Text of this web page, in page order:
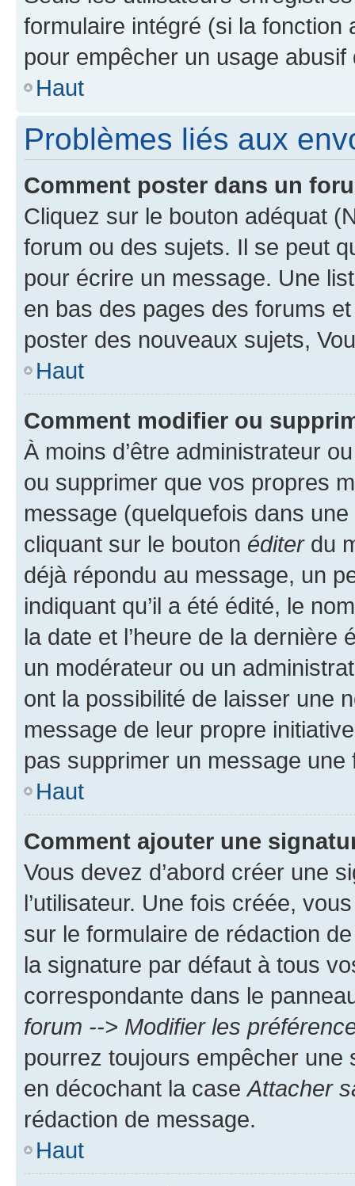
formulaire intégré (si la fonction
pour empêcher un usage
Haut
Problèmes liés aux
Comment poster dans un
Cliquez sur le bouton adéquat
forum ou des sujets. Il se peut
pour écrire un message. Une
en bas des pages des forums
poster des nouveaux sujets,
Haut
Comment modifier ou
À moins d’être administrateur
ou supprimer que vos propres
message (quelquefois dans
cliquant sur le bouton éditerdu
déjà répondu au message, un
indiquant qu’il a été édité, le
la date et l’heure de la dernière
un modérateur ou un
ont la possibilité de laisser une
message de leur propre
pas supprimer un message une
Haut
Comment ajouter une
Vous devez d’abord créer une
l’utilisateur. Une fois créée,
sur le formulaire de rédaction
la signature par défaut à tous
correspondante dans le
forum --> Modifier les
pourrez toujours empêcher une
en décochant la caseAttacher
rédaction de message.
Haut